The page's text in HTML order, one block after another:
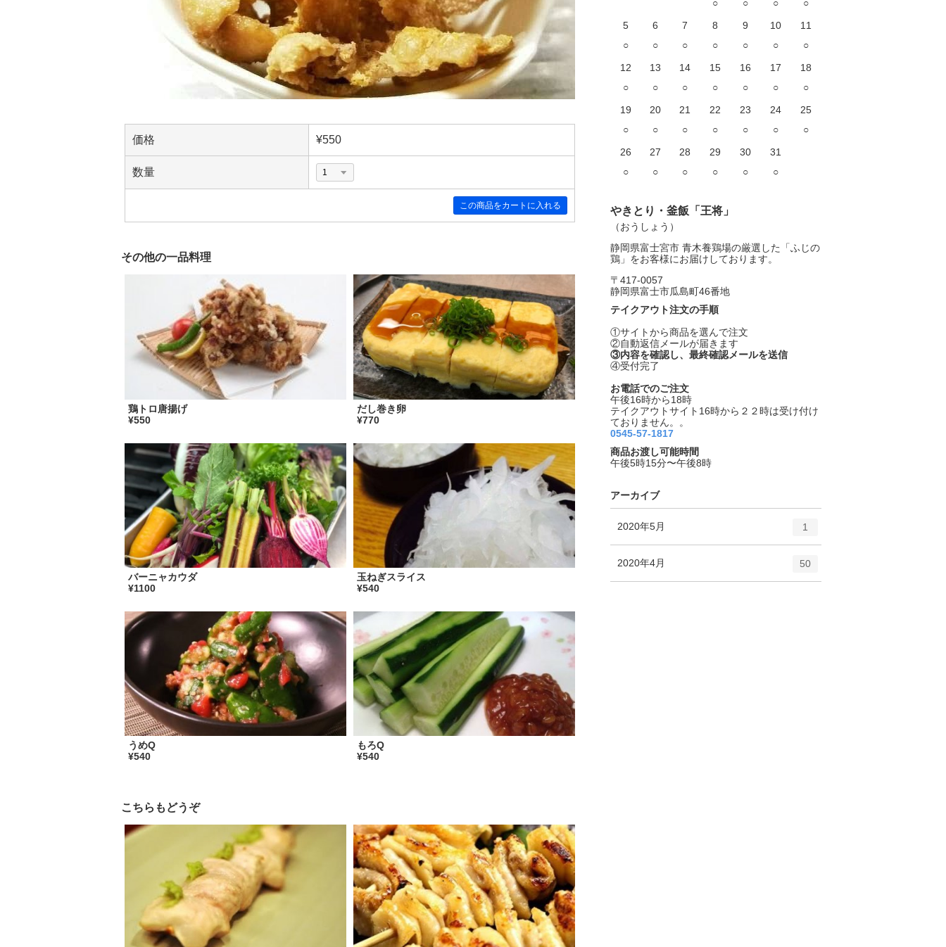
価格 ¥550
数量
その他の一品料理
鶏トロ唐揚げ
¥550
だし巻き卵
¥770
バーニャカウダ
¥1100
玉ねぎスライス
¥540
うめQ
¥540
もろQ
¥540
こちらもどうぞ
○ ○ ○
○
5
○
6
○
7
○
8
○
9
○
10
○
11
○
12
○
13
○
14
○
15
○
16
○
17
○
18
○
19
○
20
○
21
○
22
○
23
○
24
○
25
○
26
○
27
○
28
○
29
○
30
○
31
○
やきとり・釜飯「王将」
（おうしょう）
静岡県富士宮市 青木養鶏場の厳選した「ふじの
鶏」をお客様にお届けしております。
〒417-0057
静岡県富士市瓜島町46番地
テイクアウト注文の手順
①サイトから商品を選んで注文
②自動返信メールが届きます
③内容を確認し、最終確認メールを送信
④受付完了
お電話でのご注文
午後16時から18時
テイクアウトサイト16時から２２時は受け付け
ておりません。。
0545-57-1817
商品お渡し可能時間
午後5時15分〜午後8時
アーカイブ
2020年5月
ー
1
2020年4月 50